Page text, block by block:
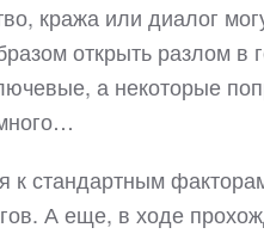
кража или диалог
открыть разлом в
а некоторые
к стандартным
А еще, в ходе